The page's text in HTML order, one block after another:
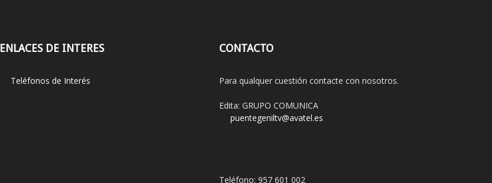
ENLACES DE INTERES
Teléfonos de Interés
CONTACTO
Para qualquer cuestión contacte con nosotros.
Edita: GRUPO COMUNICA
puentegeniltv@avatel.es
Teléfono: 957 601 002